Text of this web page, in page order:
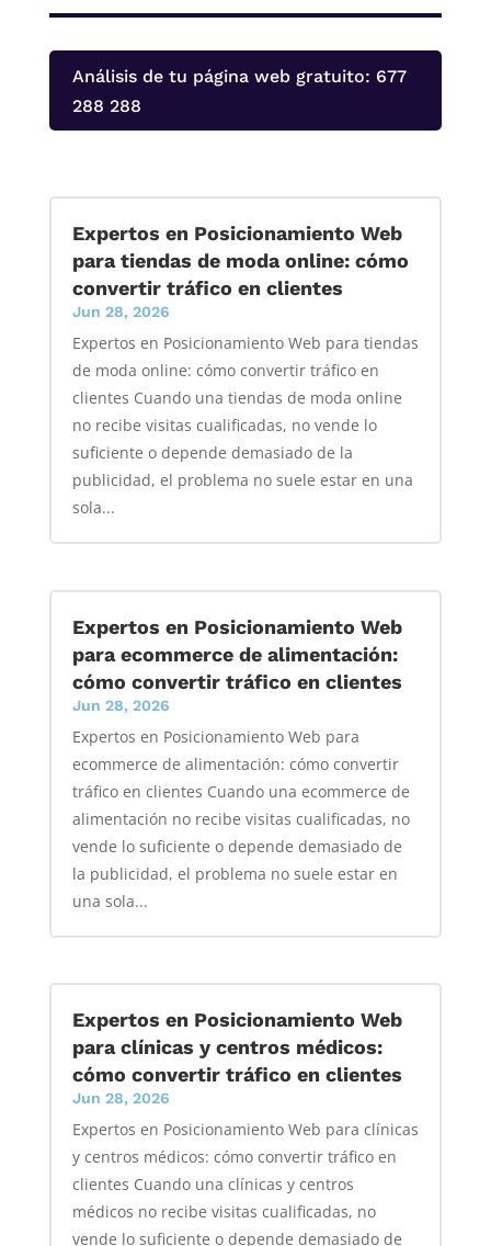
Análisis de tu página web gratuito: 677
288 288
Expertos en Posicionamiento Web
para tiendas de moda online: cómo
convertir tráfico en clientes
Jun 28, 2026
Expertos en Posicionamiento Web para tiendas
de moda online: cómo convertir tráfico en
clientes Cuando una tiendas de moda online
no recibe visitas cualificadas, no vende lo
suficiente o depende demasiado de la
publicidad, el problema no suele estar en una
sola...
Expertos en Posicionamiento Web
para ecommerce de alimentación:
cómo convertir tráfico en clientes
Jun 28, 2026
Expertos en Posicionamiento Web para
ecommerce de alimentación: cómo convertir
tráfico en clientes Cuando una ecommerce de
alimentación no recibe visitas cualificadas, no
vende lo suficiente o depende demasiado de
la publicidad, el problema no suele estar en
una sola...
Expertos en Posicionamiento Web
para clínicas y centros médicos:
cómo convertir tráfico en clientes
Jun 28, 2026
Expertos en Posicionamiento Web para clínicas
y centros médicos: cómo convertir tráfico en
clientes Cuando una clínicas y centros
médicos no recibe visitas cualificadas, no
vende lo suficiente o depende demasiado de